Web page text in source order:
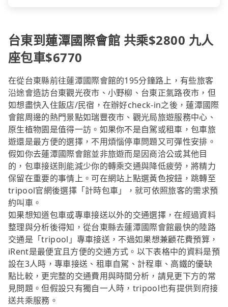
台東到蓮潭國際會館 共乘$2800 九人
座包車$6770
在從台東縣前往蓮潭國際會館的195分鐘路上，有些旅客
沿途會造訪台東觀光夜市、小野柳、台東正氣路夜市，但
如想盡快入住飯店/民宿，在辦好check-in之後，蓮潭國際
會館周邊的熱門景點如瑞豐夜市、觀光局旅遊服務中心、
原生植物園是值得一訪。如果你不是自駕或租車，包車旅
遊還是最方便的選擇，不用煩惱停車問題又可彈性安排。
假如你去蓮潭國際會館並非旅遊而是因商洽公或其他目
的，包車接送則能減少你的轉乘交通與降低疲勞，將精力
保留在重要的事情上。可在網站上點選黃色按鈕，跳轉至
tripool官網後選擇「計時包車」，就可依照旅客的需求預
約叫車。
如果想知道包車或專車接送以外的交通選擇，在經過資料
整理與分析後得知，從台東縣去蓮潭國際會館最快的陸路
交通是「tripool」專車接送，不過如果想兼顧花費預算，
iRent是最便宜且方便的交通方式。以下表格中的資料是預
設在3人時，專車接送、租車自駕、計程車、高鐵的優缺
點比較，更完整的交通費用與時間分析，請見更下方的常
見問題。但假設只有獨自一人時，tripool也有提供到府接
送共乘服務。